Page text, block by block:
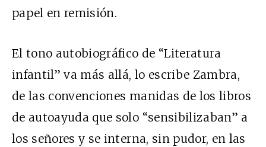
papel en remisión.
El tono autobiográfico de “Literatura
infantil” va más allá, lo escribe Zambra,
de las convenciones manidas de los libros
de autoayuda que solo “sensibilizaban” a
los señores y se interna, sin pudor, en las